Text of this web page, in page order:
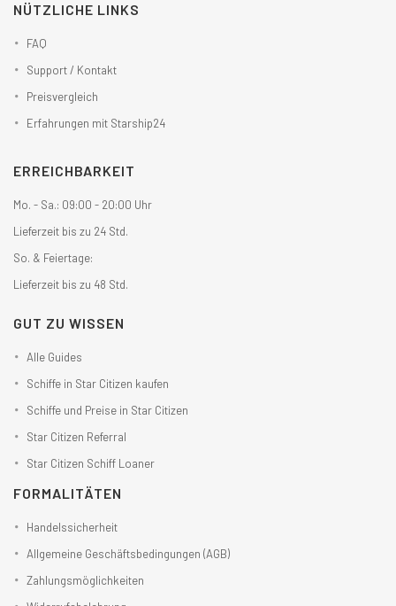
NÜTZLICHE LINKS
FAQ
Support / Kontakt
Preisvergleich
Erfahrungen mit Starship24
ERREICHBARKEIT
Mo. - Sa.: 09:00 - 20:00 Uhr
Lieferzeit bis zu 24 Std.
So. & Feiertage:
Lieferzeit bis zu 48 Std.
GUT ZU WISSEN
Alle Guides
Schiffe in Star Citizen kaufen
Schiffe und Preise in Star Citizen
Star Citizen Referral
Star Citizen Schiff Loaner
FORMALITÄTEN
Handelssicherheit
Allgemeine Geschäftsbedingungen (AGB)
Zahlungsmöglichkeiten